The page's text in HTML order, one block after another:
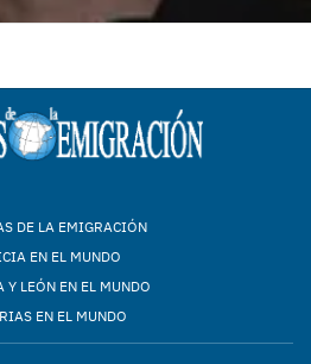
DE LA EMIGRACIÓN
EN EL MUNDO
Y LEÓN EN EL MUNDO
EN EL MUNDO